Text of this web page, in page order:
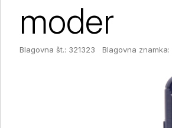
moder
Blagovna št.: 321323 Blagovna znamka: